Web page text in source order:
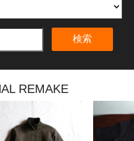
検索
REMAKE